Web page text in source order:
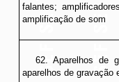
falantes;
amplificação de som
62. Aparelhos de
aparelhos de gravação